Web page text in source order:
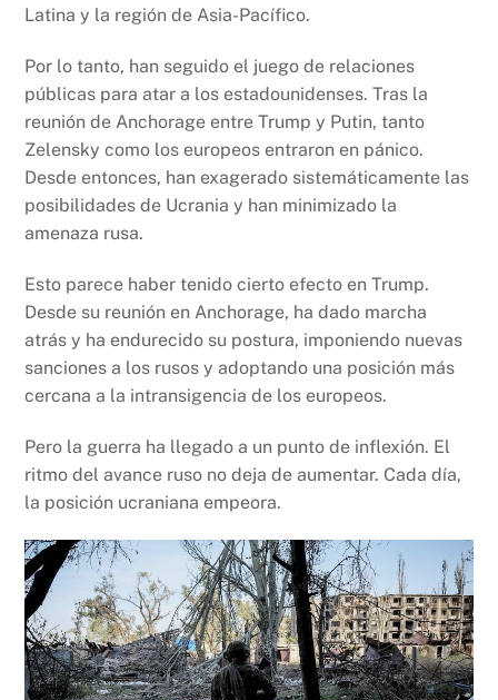
Latina y la región de Asia-Pacífico.
Por lo tanto, han seguido el juego de relaciones
públicas para atar a los estadounidenses. Tras la
reunión de Anchorage entre Trump y Putin, tanto
Zelensky como los europeos entraron en pánico.
Desde entonces, han exagerado sistemáticamente las
posibilidades de Ucrania y han minimizado la
amenaza rusa.
Esto parece haber tenido cierto efecto en Trump.
Desde su reunión en Anchorage, ha dado marcha
atrás y ha endurecido su postura, imponiendo nuevas
sanciones a los rusos y adoptando una posición más
cercana a la intransigencia de los europeos.
Pero la guerra ha llegado a un punto de inflexión. El
ritmo del avance ruso no deja de aumentar. Cada día,
la posición ucraniana empeora.